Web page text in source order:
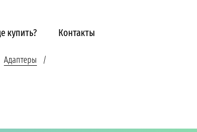
купить? Контакты
Адаптеры